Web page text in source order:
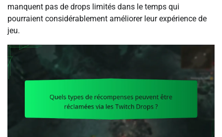
manquent pas de drops limités dans le temps qui
pourraient considérablement améliorer leur expérience de
jeu.